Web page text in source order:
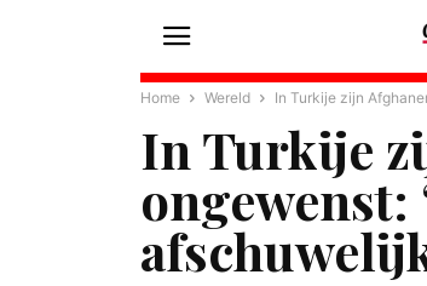
Home Wereld In Turkije zijn
In Turkije
ongewenst: